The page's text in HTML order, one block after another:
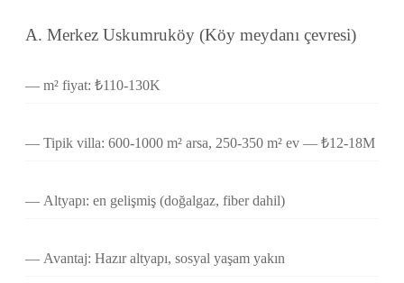
A. Merkez Uskumruköy (Köy meydanı çevresi)
m² fiyat: ₺110-130K
Tipik villa: 600-1000 m² arsa, 250-350 m² ev — ₺12-18M
Altyapı: en gelişmiş (doğalgaz, fiber dahil)
Avantaj: Hazır altyapı, sosyal yaşam yakın